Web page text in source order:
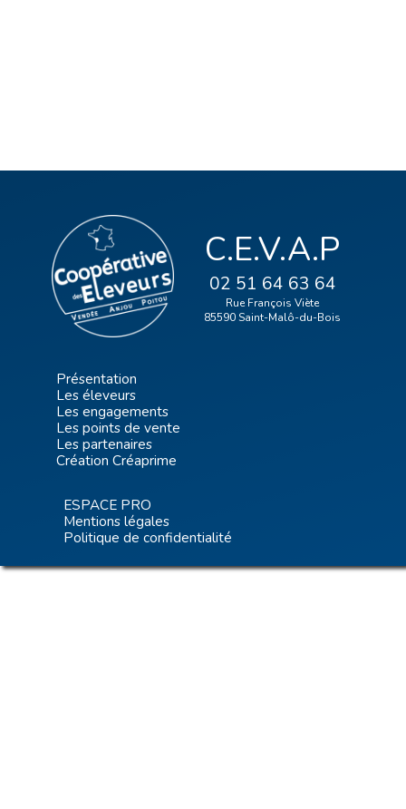
C.E.V.A.P
02 51 64 63 64
Rue François Viète
85590 Saint-Malô-du-Bois
Présentation
Les éleveurs
Les engagements
Les points de vente
Les partenaires
Création Créaprime
ESPACE PRO
Mentions légales
Politique de confidentialité